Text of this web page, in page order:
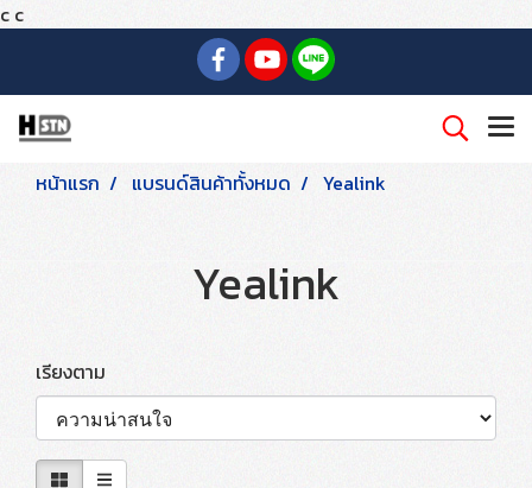
c c
หน้าแรก แบรนด์สินค้าทั้งหมด Yealink
Yealink
เรียงตาม